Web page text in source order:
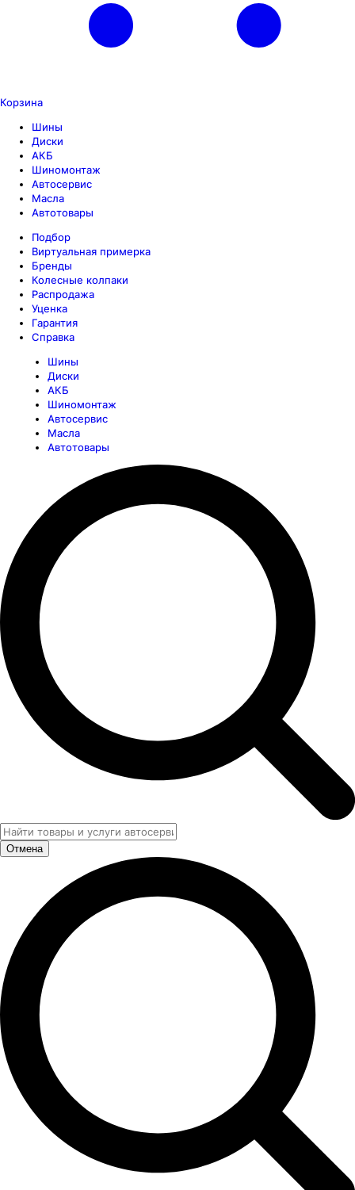
Корзина
Шины
Диски
АКБ
Шиномонтаж
Автосервис
Масла
Автотовары
Подбор
Виртуальная примерка
Бренды
Колесные колпаки
Распродажа
Уценка
Гарантия
Справка
Шины
Диски
АКБ
Шиномонтаж
Автосервис
Масла
Автотовары
Отмена